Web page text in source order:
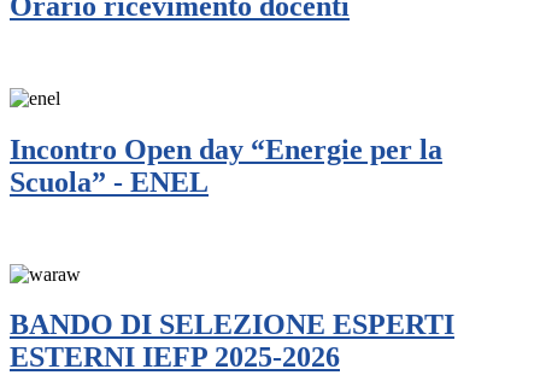
Incontro Open day “Energie per la
Scuola” - ENEL
BANDO DI SELEZIONE ESPERTI
ESTERNI IEFP 2025-2026